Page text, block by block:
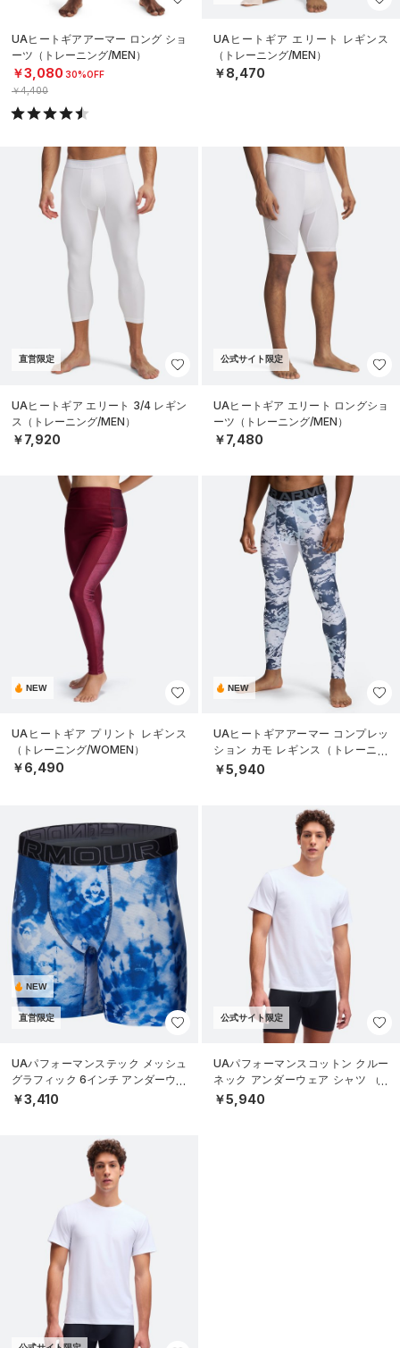
UAヒートギアアーマー ロング ショ
ーツ（トレーニング/MEN）
￥3,080 30%OFF
￥4,400
UAヒートギア エリート レギンス
（トレーニング/MEN）
￥8,470
直営限定
UAヒートギア エリート 3/4 レギン
ス（トレーニング/MEN）
￥7,920
公式サイト限定
UAヒートギア エリート ロングショ
ーツ（トレーニング/MEN）
￥7,480
NEW
UAヒートギア プリント レギンス
（トレーニング/WOMEN）
￥6,490
NEW
UAヒートギアアーマー コンプレッ
ション カモ レギンス（トレーニン
グ/MEN）
￥5,940
NEW
直営限定
UAパフォーマンステック メッシュ
グラフィック 6インチ アンダーウェ
ア（トレーニング/MEN）
￥3,410
公式サイト限定
UAパフォーマンスコットン クルー
ネック アンダーウェア シャツ （2
枚セット）（ライフスタイル/ME
￥5,940